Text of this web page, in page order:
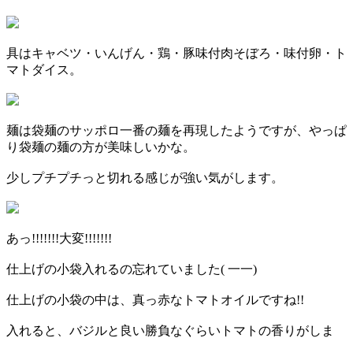
具はキャベツ・いんげん・鶏・豚味付肉そぼろ・味付卵・ト
マトダイス。
麺は袋麺のサッポロ一番の麺を再現したようですが、やっぱ
り袋麺の麺の方が美味しいかな。
少しプチプチっと切れる感じが強い気がします。
あっ!!!!!!!大変!!!!!!!
仕上げの小袋入れるの忘れていました( 一一)
仕上げの小袋の中は、真っ赤なトマトオイルですね!!
入れると、バジルと良い勝負なぐらいトマトの香りがしま